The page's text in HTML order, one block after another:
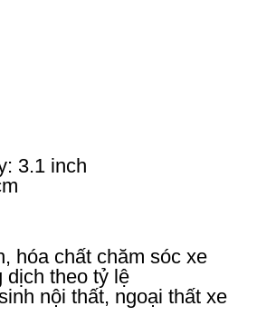
3.1 inch
hóa chất chăm sóc xe
dịch theo tỷ lệ
nội thất, ngoại thất xe